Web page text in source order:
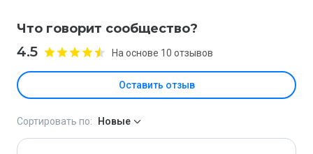
Что говорит сообщество?
4.5 На основе 10 отзывов
Оставить отзыв
Сортировать по: Новые